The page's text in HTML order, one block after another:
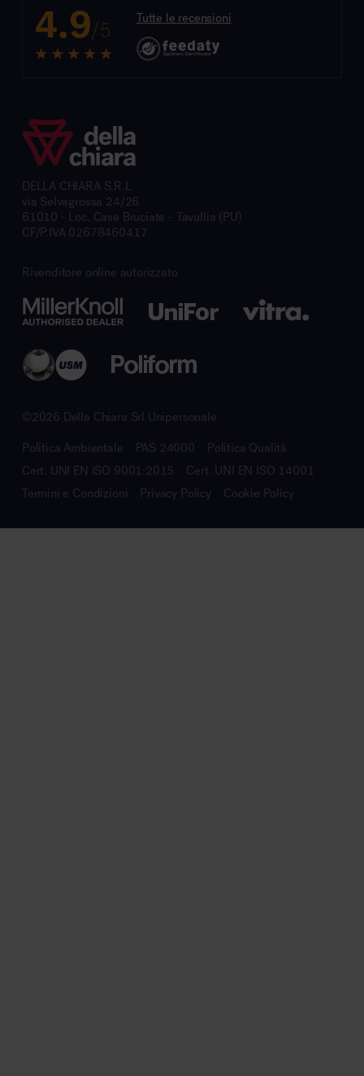
4.9/5 Tutte le recensioni
DELLA CHIARA S.R.L.
via Selvagrossa 24/26
61010 - Loc. Case Bruciate - Tavullia (PU)
CF/P.IVA 02678460417
Rivenditore online autorizzato
©2026 Della Chiara Srl Unipersonale
Politica Ambientale PAS 24000
Politica Qualità
Cert. UNI EN ISO 9001:2015
Cert. UNI EN ISO 14001
Termini e Condizioni
Privacy Policy Cookie Policy